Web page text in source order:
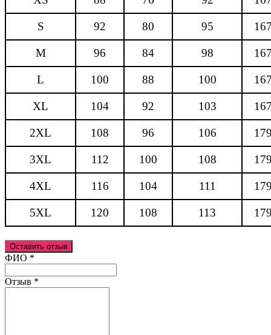
S 92 80 95
M 96 84 98
L 100 88 100
XL 104 92 103
2XL 108 96 106
3XL 112 100 108
4XL 116 104 111
5XL 120 108 113
Оставить отзыв
Ваш отзыв был отправлен!
ФИО *
Отзыв *